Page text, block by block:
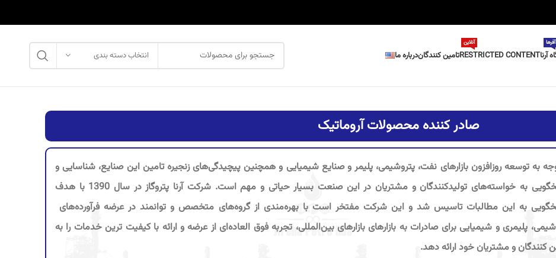
آرنا
آفرها
RESTRICTED CONTENT
آنلاین
تامین کنندگاندرباره ما انتخاب دسته بندی
صادر کننده محصولات آروماتیک
به توسعه روزافزون بازارهای نفت، پتروشیمی، پلیمر و صنایع شیمیایی و همچنین پیچیدگی‌های زنجیره تامین این صنایع، شناسایی و
پاسخگویی به خواسته‌های تولیدکنندگان و مشتریان در این صنعت بسیار حیاتی و مهم است. شرکت آرنا پتروگاز در سال 1390 با هدف
به این مطالبات تاسیس شد و این شرکت مفتخر است با بهره‌مندی از گروه‌های متخصص و توانمند در عرضه فرآورده‌های
پلیمری و شیمیایی برای صادرات به بازارهای بازارهای بین‌المللی، تجربه فوق العاده‌ای از عرضه و ارائه با کیفیت‌ ترین خدمات را به
کنندگان و مشتریان خود ارائه دهد.